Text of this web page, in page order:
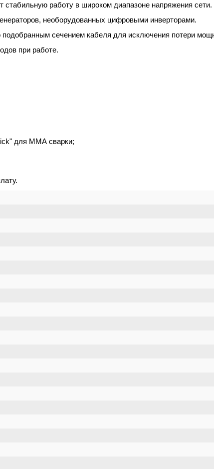
работу в широком диапазоне напряжения сети.
необорудованных цифровыми инверторами.
сечением кабеля для исключения потери
при работе.
для ММА сварки;